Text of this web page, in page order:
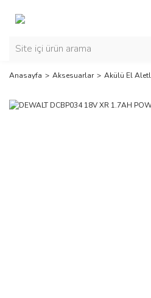
Anasayfa Aksesuarlar Akülü El